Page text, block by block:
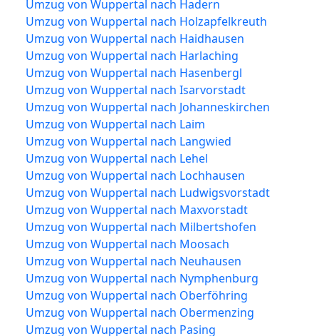
Umzug von Wuppertal nach Hadern
Umzug von Wuppertal nach Holzapfelkreuth
Umzug von Wuppertal nach Haidhausen
Umzug von Wuppertal nach Harlaching
Umzug von Wuppertal nach Hasenbergl
Umzug von Wuppertal nach Isarvorstadt
Umzug von Wuppertal nach Johanneskirchen
Umzug von Wuppertal nach Laim
Umzug von Wuppertal nach Langwied
Umzug von Wuppertal nach Lehel
Umzug von Wuppertal nach Lochhausen
Umzug von Wuppertal nach Ludwigsvorstadt
Umzug von Wuppertal nach Maxvorstadt
Umzug von Wuppertal nach Milbertshofen
Umzug von Wuppertal nach Moosach
Umzug von Wuppertal nach Neuhausen
Umzug von Wuppertal nach Nymphenburg
Umzug von Wuppertal nach Oberföhring
Umzug von Wuppertal nach Obermenzing
Umzug von Wuppertal nach Pasing